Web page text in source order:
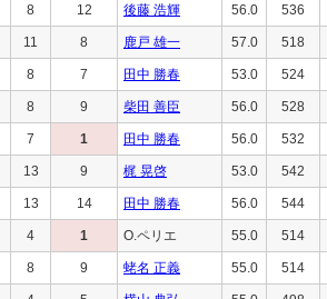
8 12 後藤 浩輝 56.0 536
11 8 鹿戸 雄一 57.0 518
8 7 田中 勝春 53.0 524
8 9 柴田 善臣 56.0 528
7 1 田中 勝春 56.0 532
13 9 梶 晃啓 53.0 542
13 14 田中 勝春 56.0 544
4 1 O.ペリエ 55.0 514
8 9 蛯名 正義 55.0 514